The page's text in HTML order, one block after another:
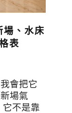
場、水床
表
會把它
場氣
它不是靠